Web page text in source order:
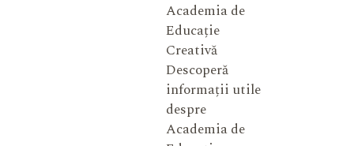
Academia de
Educație
Creativă
Descoperă
informații utile
despre
Academia de